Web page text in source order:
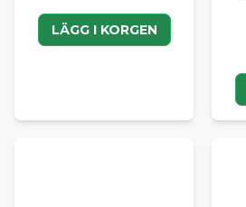
LÄGG I KORGEN